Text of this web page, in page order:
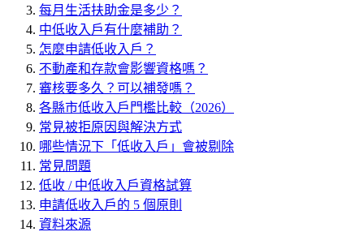
每月生活扶助金是多少？
中低收入戶有什麼補助？
怎麼申請低收入戶？
不動產和存款會影響資格嗎？
審核要多久？可以補發嗎？
各縣市低收入戶門檻比較（2026）
常見被拒原因與解決方式
哪些情況下「低收入戶」會被剔除
常見問題
低收 / 中低收入戶資格試算
申請低收入戶的 5 個原則
資料來源